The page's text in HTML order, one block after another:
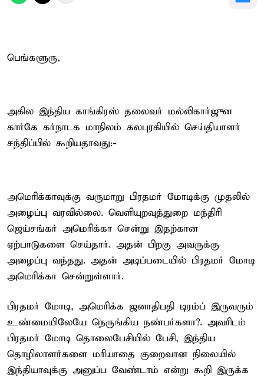
பெங்களூரு,
அகில இந்திய காங்கிரஸ் தலைவர் மல்லிகார்ஜுன
கார்கே கர்நாடக மாநிலம் கலபுரகியில் செய்தியாளர்
சந்திப்பில் கூறியதாவது:-
அமெரிக்காவுக்கு வருமாறு பிரதமர் மோடிக்கு முதலில்
அழைப்பு வரவில்லை. வெளியுறவுத்துறை மந்திரி
ஜெய்சங்கர் அமெரிக்கா சென்று இதற்கான
ஏற்பாடுகளை செய்தார். அதன் பிறகு அவருக்கு
அழைப்பு வந்தது. அதன் அடிப்படையில் பிரதமர் மோடி
அமெரிக்கா சென்றுள்ளார்.
பிரதமர் மோடி, அமெரிக்க ஜனாதிபதி டிரம்ப் இருவரும்
உண்மையிலேயே நெருங்கிய நண்பர்களா?. அவரிடம்
பிரதமர் மோடி தொலைபேசியில் பேசி, இந்திய
தொழிலாளர்களை மரியாதை குறைவான நிலையில்
இந்தியாவுக்கு அனுப்ப வேண்டாம் என்று கூறி இருக்க